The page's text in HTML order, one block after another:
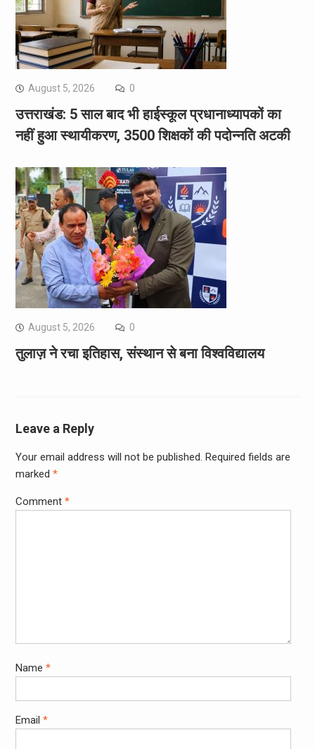
August 5, 2026 0
उत्तराखंड: 5 साल बाद भी हाईस्कूल प्रधानाध्यापकों का
नहीं हुआ स्थायीकरण, 3500 शिक्षकों की पदोन्नति अटकी
August 5, 2026 0
तुलाज़ ने रचा इतिहास, संस्थान से बना विश्वविद्यालय
Leave a Reply
Your email address will not be published. Required fields are
marked *
Comment *
Name *
Email *